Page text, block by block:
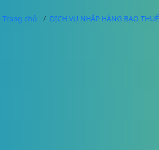
Trang chủ DỊCH VỤ NHẬP HÀNG BAO THUẾ